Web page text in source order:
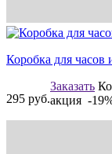
Коробка для часов
295 руб.
Заказать
акция -